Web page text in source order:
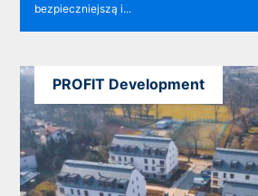
bezpieczniejszą i...
PROFIT Development